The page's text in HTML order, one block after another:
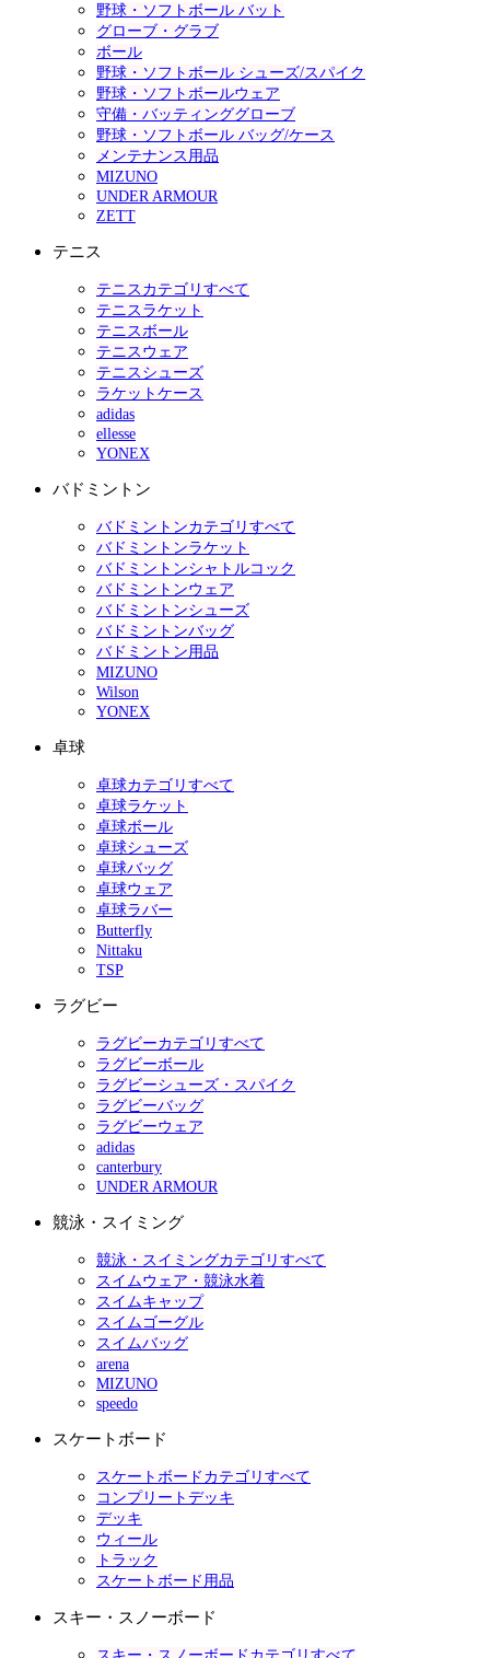
野球・ソフトボール バット
グローブ・グラブ
ボール
野球・ソフトボール シューズ/スパイク
野球・ソフトボールウェア
守備・バッティンググローブ
野球・ソフトボール バッグ/ケース
メンテナンス用品
MIZUNO
UNDER ARMOUR
ZETT
テニス
テニスカテゴリすべて
テニスラケット
テニスボール
テニスウェア
テニスシューズ
ラケットケース
adidas
ellesse
YONEX
バドミントン
バドミントンカテゴリすべて
バドミントンラケット
バドミントンシャトルコック
バドミントンウェア
バドミントンシューズ
バドミントンバッグ
バドミントン用品
MIZUNO
Wilson
YONEX
卓球
卓球カテゴリすべて
卓球ラケット
卓球ボール
卓球シューズ
卓球バッグ
卓球ウェア
卓球ラバー
Butterfly
Nittaku
TSP
ラグビー
ラグビーカテゴリすべて
ラグビーボール
ラグビーシューズ・スパイク
ラグビーバッグ
ラグビーウェア
adidas
canterbury
UNDER ARMOUR
競泳・スイミング
競泳・スイミングカテゴリすべて
スイムウェア・競泳水着
スイムキャップ
スイムゴーグル
スイムバッグ
arena
MIZUNO
speedo
スケートボード
スケートボードカテゴリすべて
コンプリートデッキ
デッキ
ウィール
トラック
スケートボード用品
スキー・スノーボード